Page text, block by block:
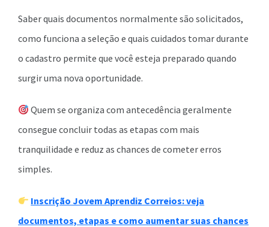
Saber quais documentos normalmente são solicitados,
como funciona a seleção e quais cuidados tomar durante
o cadastro permite que você esteja preparado quando
surgir uma nova oportunidade.
Quem se organiza com antecedência geralmente
consegue concluir todas as etapas com mais
tranquilidade e reduz as chances de cometer erros
simples.
Inscrição Jovem Aprendiz Correios: veja
documentos, etapas e como aumentar suas chances